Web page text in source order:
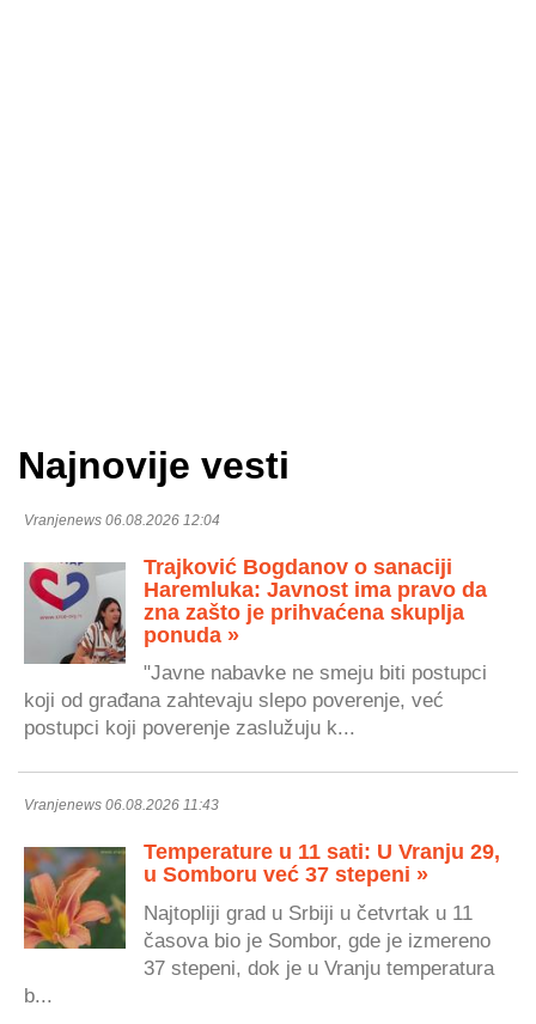
Najnovije vesti
Vranjenews 06.08.2026 12:04
Trajković Bogdanov o sanaciji
Haremluka: Javnost ima pravo da
zna zašto je prihvaćena skuplja
ponuda »
"Javne nabavke ne smeju biti postupci
koji od građana zahtevaju slepo poverenje, već
postupci koji poverenje zaslužuju k...
Vranjenews 06.08.2026 11:43
Temperature u 11 sati: U Vranju 29,
u Somboru već 37 stepeni »
Najtopliji grad u Srbiji u četvrtak u 11
časova bio je Sombor, gde je izmereno
37 stepeni, dok je u Vranju temperatura
b...